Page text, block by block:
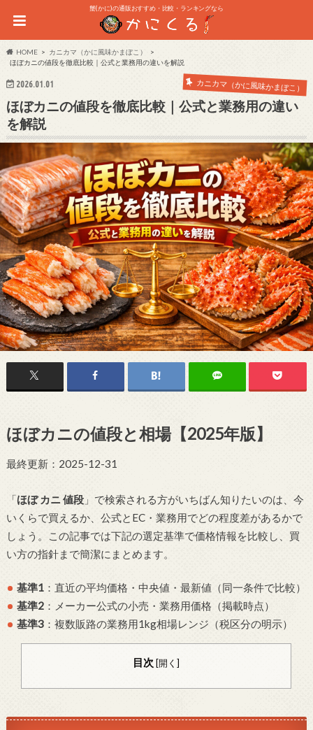
蟹(かに)の通販おすすめ・比較・ランキングなら
HOME
カニカマ（かに風味かまぼこ）
ほぼカニの値段を徹底比較｜公式と業務用の違いを解説
2026.01.01 カニカマ（かに風味かまぼこ）
ほぼカニの値段を徹底比較｜公式と業務用の違い
を解説
ほぼカニの値段と相場【2025年版】
最終更新：2025-12-31
「ほぼ カニ 値段」で検索される方がいちばん知りたいのは、今
いくらで買えるか、公式とEC・業務用でどの程度差があるかで
しょう。この記事では下記の選定基準で価格情報を比較し、買
い方の指針まで簡潔にまとめます。
基準1 ：直近の平均価格・中央値・最新値（同一条件で比較）
基準2 ：メーカー公式の小売・業務用価格（掲載時点）
基準3 ：複数販路の業務用1kg相場レンジ（税区分の明示）
目次 [開く]